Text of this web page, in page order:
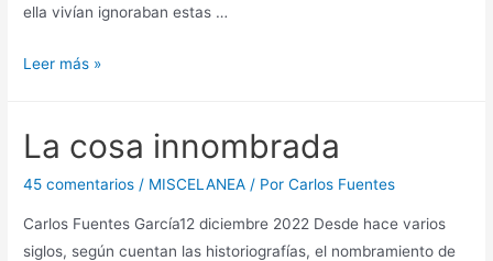
ella vivían ignoraban estas …
La
oro
Quijote
Leer más »
La cosa innombrada
45 comentarios / MISCELANEA / PorCarlos Fuentes
Carlos Fuentes García12 diciembre 2022 Desde hace varios
siglos, según cuentan las historiografías, el nombramiento de